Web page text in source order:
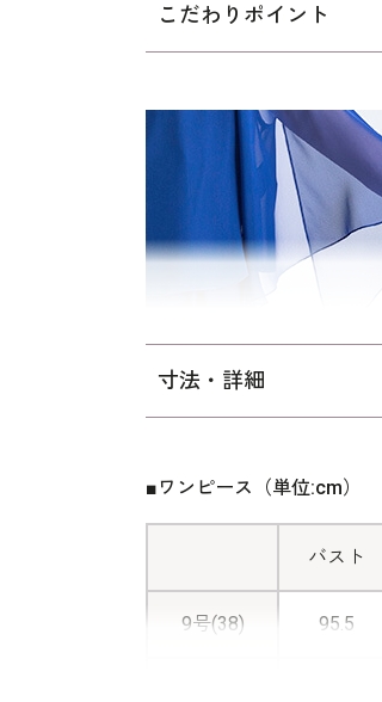
ーンで活躍できるロングド
着丈はフルロング丈。 結
ー、クルーズなど各種パー
こだわりポイント
寸法・詳細
■ワンピース（単位:cm）
バスト
9号(38) 95.5